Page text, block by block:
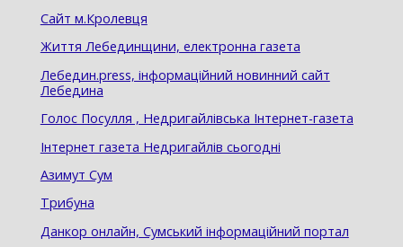
Сайт м.Кролевця
Життя Лебединщини, електронна газета
Лебедин.press, інформаційний новинний сайт
Лебедина
Голос Посулля , Недригайлівська Інтернет-газета
Інтернет газета Недригайлів сьогодні
Азимут Сум
Трибуна
Данкор онлайн, Сумський інформаційний портал